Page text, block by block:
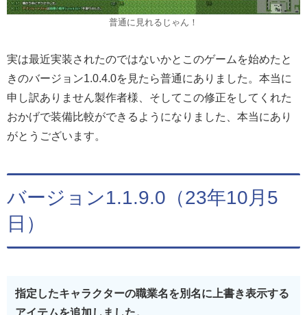
普通に見れるじゃん！
実は最近実装されたのではないかとこのゲームを始めたと
きのバージョン1.0.4.0を見たら普通にありました。本当に
申し訳ありません製作者様、そしてこの修正をしてくれた
おかげで装備比較ができるようになりました、本当にあり
がとうございます。
バージョン1.1.9.0（23年10月5
日）
指定したキャラクターの職業名を別名に上書き表示する
アイテムを追加しました。